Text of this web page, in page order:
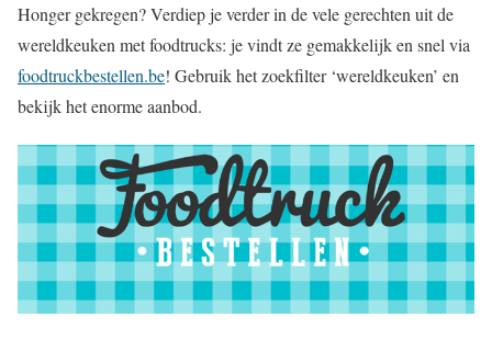
Honger gekregen? Verdiep je verder in de vele gerechten uit de
wereldkeuken met foodtrucks: je vindt ze gemakkelijk en snel via
foodtruckbestellen.be! Gebruik het zoekfilter ‘wereldkeuken’ en
bekijk het enorme aanbod.